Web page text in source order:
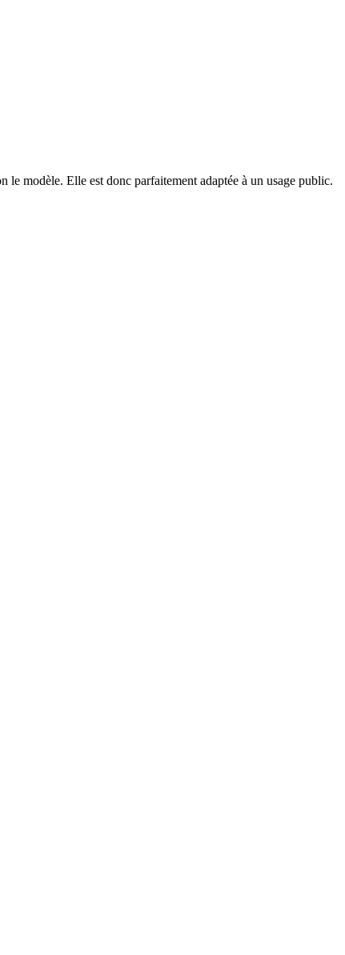
le modèle. Elle est donc parfaitement adaptée à un usage public.